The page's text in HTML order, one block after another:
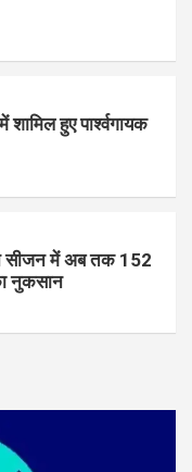
हुए पार्श्वगायक
सीजन में अब तक 152
नुकसान